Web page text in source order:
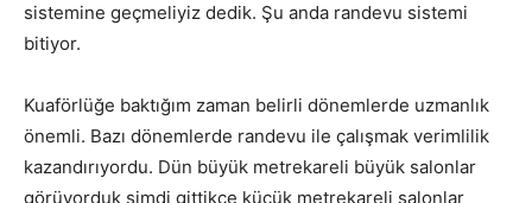
sistemine geçmeliyiz dedik. Şu anda randevu sistemi
bitiyor.
Kuaförlüğe baktığım zaman belirli dönemlerde uzmanlık
önemli. Bazı dönemlerde randevu ile çalışmak verimlilik
kazandırıyordu. Dün büyük metrekareli büyük salonlar
görüyorduk şimdi gittikçe küçük metrekareli salonlar